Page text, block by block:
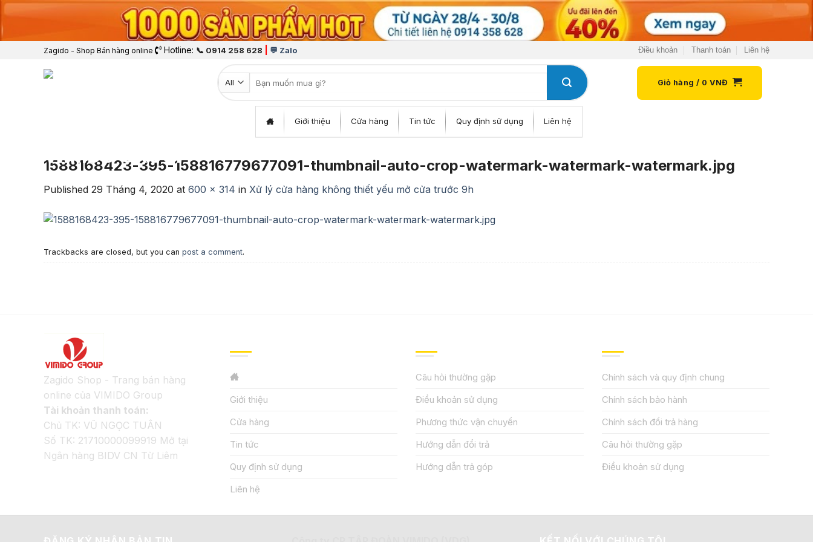
Zagido - Shop Bán hàng online Hotline: 📞 0914 258 628 💬 Zalo Điều khoản Thanh toán Liên hệ
Tìm kiếm:
Giỏ hàng / 0 VNĐ
Giới thiệu Cửa hàng Tin tức Quy định sử dụng Liên hệ
1588168423-395-158816779677091-thumbnail-auto-crop-watermark-watermark-watermark.jpg
Published 29 Tháng 4, 2020 at 600 × 314 in Xử lý cửa hàng không thiết yếu mở cửa trước 9h
Trackbacks are closed, but you can post a comment.
Zagido Shop - Trang bán hàng
online của VIMIDO Group
Tài khoản thanh toán:
Chủ TK: VŨ NGỌC TUÂN
Số TK: 21710000099919 Mở tại
Ngân hàng BIDV CN Từ Liêm
Giới thiệu
Cửa hàng
Tin tức
Quy định sử dụng
Liên hệ
Câu hỏi thường gặp
Điều khoản sử dụng
Phương thức vận chuyển
Hướng dẫn đổi trả
Hướng dẫn trả góp
Chính sách và quy định chung
Chính sách bảo hành
Chính sách đổi trả hàng
Câu hỏi thường gặp
Điều khoản sử dụng